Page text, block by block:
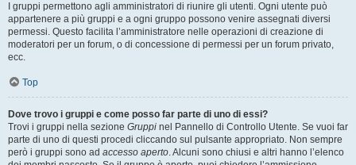
I gruppi permettono agli amministratori di riunire gli utenti. Ogni utente può
appartenere a più gruppi e a ogni gruppo possono venire assegnati diversi
permessi. Questo facilita l’amministratore nelle operazioni di creazione di
moderatori per un forum, o di concessione di permessi per un forum privato,
ecc.
Top
Dove trovo i gruppi e come posso far parte di uno di essi?
Trovi i gruppi nella sezione Gruppi nel Pannello di Controllo Utente. Se vuoi far
parte di uno di questi procedi cliccando sul pulsante appropriato. Non sempre
però i gruppi sono ad accesso aperto. Alcuni sono chiusi e altri hanno l’elenco